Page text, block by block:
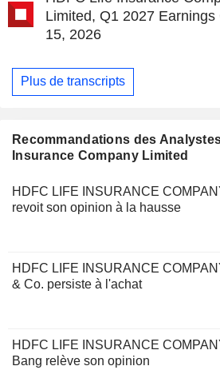
Limited, Q1 2027 Earnings
15, 2026
Plus de transcripts
Recommandations des
Insurance Company Limited
HDFC LIFE INSURANCE
revoit son opinion à la hausse
HDFC LIFE INSURANCE
& Co. persiste à l'achat
HDFC LIFE INSURANCE
Bang relève son opinion